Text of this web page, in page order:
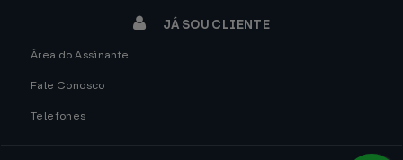
JÁ SOU CLIENTE
Área do Assinante
Fale Conosco
Telefones